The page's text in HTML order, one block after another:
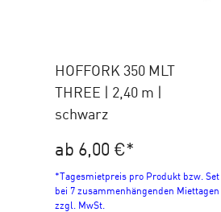
HOFFORK 350 MLT
THREE | 2,40 m |
schwarz
ab 6,00 €*
*Tagesmietpreis pro Produkt bzw. Set
bei 7 zusammenhängenden Miettagen
zzgl. MwSt.